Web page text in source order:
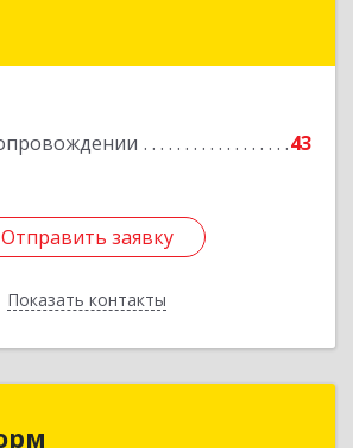
43
Отправить заявку
Показать контакты
край, Верещагинский р-н,
Отправить заявку
Назад